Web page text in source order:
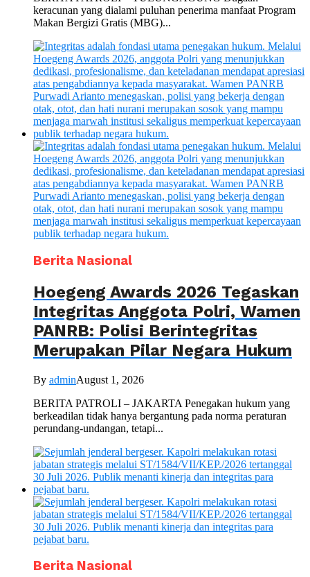
keracunan yang dialami puluhan penerima manfaat Program
Makan Bergizi Gratis (MBG)...
Berita Nasional
Hoegeng Awards 2026 Tegaskan
Integritas Anggota Polri, Wamen
PANRB: Polisi Berintegritas
Merupakan Pilar Negara Hukum
By adminAugust 1, 2026
BERITA PATROLI – JAKARTA Penegakan hukum yang
berkeadilan tidak hanya bergantung pada norma peraturan
perundang-undangan, tetapi...
Berita Nasional